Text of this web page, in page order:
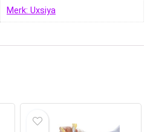
Merk: Uxsiya